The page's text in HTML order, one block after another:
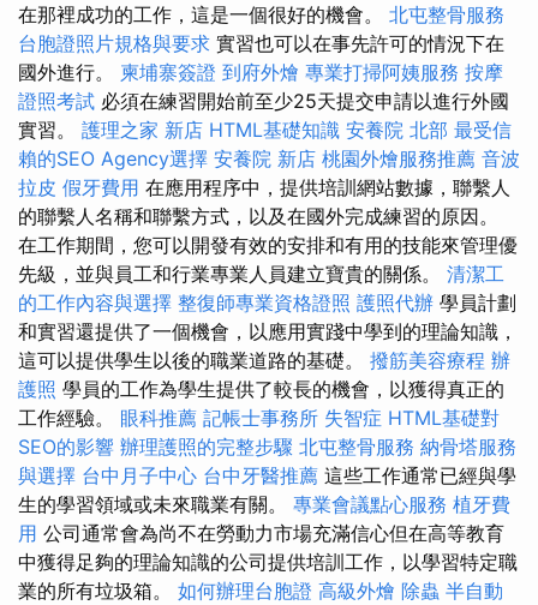
在那裡成功的工作，這是一個很好的機會。 北屯整骨服務
台胞證照片規格與要求 實習也可以在事先許可的情況下在
國外進行。 柬埔寨簽證 到府外燴 專業打掃阿姨服務 按摩
證照考試 必須在練習開始前至少25天提交申請以進行外國
實習。 護理之家 新店 HTML基礎知識 安養院 北部 最受信
賴的SEO Agency選擇 安養院 新店 桃園外燴服務推薦 音波
拉皮 假牙費用 在應用程序中，提供培訓網站數據，聯繫人
的聯繫人名稱和聯繫方式，以及在國外完成練習的原因。
在工作期間，您可以開發有效的安排和有用的技能來管理優
先級，並與員工和行業專業人員建立寶貴的關係。 清潔工
的工作內容與選擇 整復師專業資格證照 護照代辦 學員計劃
和實習還提供了一個機會，以應用實踐中學到的理論知識，
這可以提供學生以後的職業道路的基礎。 撥筋美容療程 辦
護照 學員的工作為學生提供了較長的機會，以獲得真正的
工作經驗。 眼科推薦 記帳士事務所 失智症 HTML基礎對
SEO的影響 辦理護照的完整步驟 北屯整骨服務 納骨塔服務
與選擇 台中月子中心 台中牙醫推薦 這些工作通常已經與學
生的學習領域或未來職業有關。 專業會議點心服務 植牙費
用 公司通常會為尚不在勞動力市場充滿信心但在高等教育
中獲得足夠的理論知識的公司提供培訓工作，以學習特定職
業的所有垃圾箱。 如何辦理台胞證 高級外燴 除蟲 半自動